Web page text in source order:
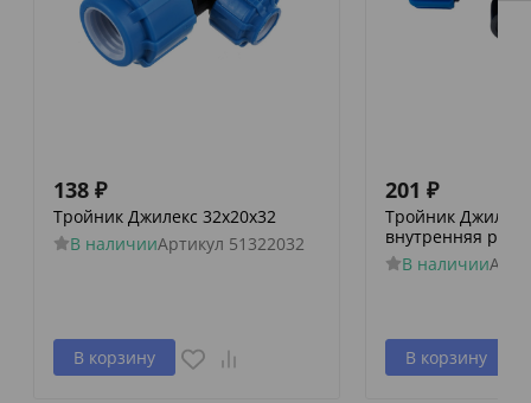
138 ₽
Тройник Джилекс 32х20х32
В наличииАртикул 51322032
В корзину
201 ₽
Тройник
внутренняя
В наличии
В корзину